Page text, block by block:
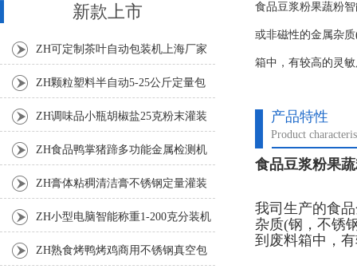
食品豆浆粉果蔬粉
或非磁性的金属杂
箱中，有较高的灵
产品特性
Product
食品豆浆粉果
我司生产的食
杂质(钢，不锈
到废料箱中，
新款上市
ZH可定制茶叶自动包装机上海厂家
ZH颗粒塑料半自动5-25公斤定量包
装机 ZH调味品小瓶胡椒盐25克粉末灌装
ZH食品鸭掌猪蹄多功能金属检测机
ZH膏体粘稠清洁膏不锈钢定量灌装
机厂家 ZH小型电脑智能称重1-200克分装机
ZH熟食烤鸭烤鸡商用不锈钢真空包